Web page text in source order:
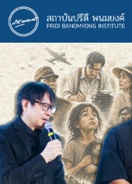
ข้าม
ไป
ยัง
เนื้อหา
หลัก